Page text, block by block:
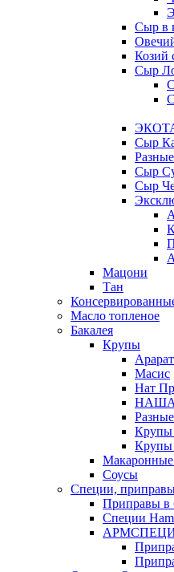
Сыр в
Козий
Сыр
Сыр
Сыр
Сыр
Мацони
Тан
Масло топленое
Бакалея
Крупы
Масис
Нат
НАША
Крупы
Крупы
Макаронные
Соусы
Специи,
Приправы в
Специи